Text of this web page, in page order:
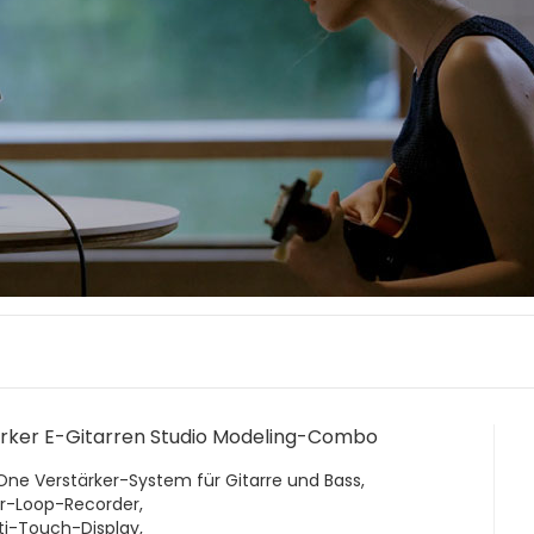
E-Gitarren Studio Modeling-Combo
Verstärker-System für Gitarre und Bass,
Loop-Recorder,
Touch-Display,